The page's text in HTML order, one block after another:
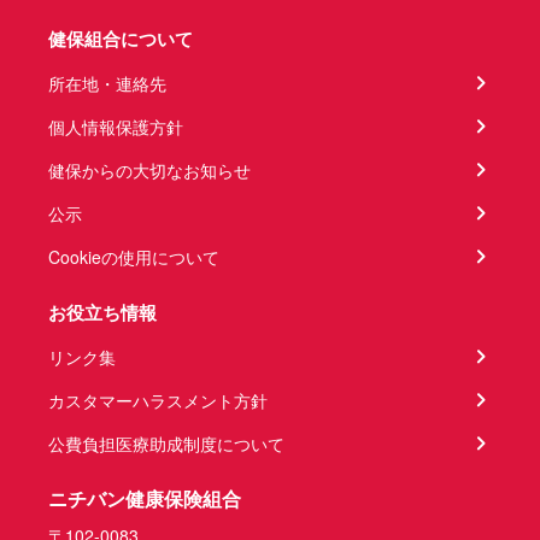
健保組合について
所在地・連絡先
個人情報保護方針
健保からの大切なお知らせ
公示
Cookieの使用について
お役立ち情報
リンク集
カスタマーハラスメント方針
公費負担医療助成制度について
ニチバン健康保険組合
〒102-0083